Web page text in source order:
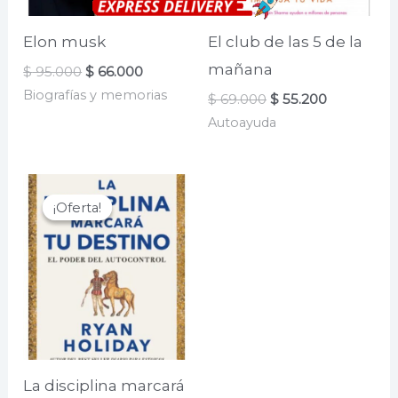
Elon musk
$95.000 El
original
$ 66.000El
precio
actual
Biografías y memorias
El club de las 5 de la
mañana
$69.000 El
original
$ 55.200El
Autoayuda
¡Oferta!
¡Oferta!
La disciplina marcará